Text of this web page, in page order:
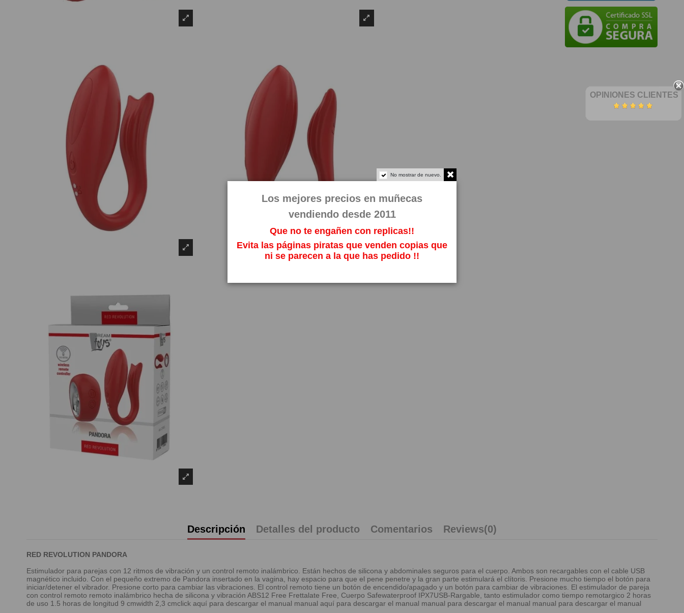
Descripción Detalles del producto Comentarios Reviews(0)
RED REVOLUTION PANDORA
Estimulador para parejas con 12 ritmos de vibración y un control remoto inalámbrico. Están hechos de silicona y abdominales seguros para el cuerpo. Ambos son recargables con el cable USB
magnético incluido. Con el pequeño extremo de Pandora insertado en la vagina, hay espacio para que el pene penetre y la gran parte estimulará el clítoris. Presione mucho tiempo el botón para
iniciar/detener el vibrador. Presione corto para cambiar las vibraciones. El control remoto tiene un botón de encendido/apagado y un botón para cambiar de vibraciones. El estimulador de pareja
con control remoto remoto inalámbrico hecha de silicona y vibración ABS12 Free Frettalate Free, Cuerpo Safewaterproof IPX7USB-Rargable, tanto estimulador como tiempo remotargico 2 horas
de uso 1.5 horas de longitud 9 cmwidth 2,3 cmclick aquí para descargar el manual manual aquí para descargar el manual manual para descargar el manual manual para descargar el manual
OPINIONES CLIENTES
No mostrar de nuevo.
Los mejores precios en muñecas
vendiendo desde 2011
Que no te engañen con replicas!!
Evita las páginas piratas que venden copias que
ni se parecen a la que has pedido !!